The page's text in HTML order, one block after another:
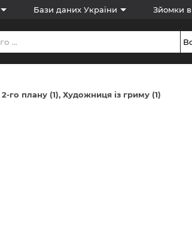
Бази даних України Зйомки в
го плану (1) Художниця із гриму (1)